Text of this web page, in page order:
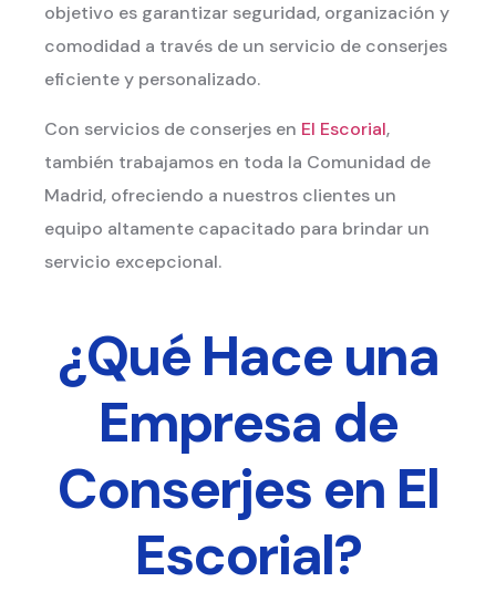
objetivo es garantizar seguridad, organización y
comodidad a través de un servicio de conserjes
eficiente y personalizado.
Con servicios de conserjes en El Escorial,
también trabajamos en toda la Comunidad de
Madrid, ofreciendo a nuestros clientes un
equipo altamente capacitado para brindar un
servicio excepcional.
¿Qué Hace una
Empresa de
Conserjes en El
Escorial?